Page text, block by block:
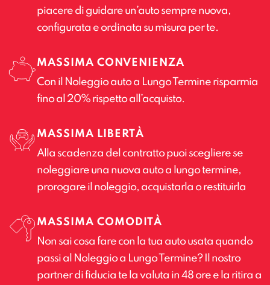
piacere di guidare un’auto sempre nuova,
configurata e ordinata su misura per te.
MASSIMA CONVENIENZA
Con il Noleggio auto a Lungo Termine risparmia
fino al 20% rispetto all’acquisto.
MASSIMA LIBERTÀ
Alla scadenza del contratto puoi scegliere se
noleggiare una nuova auto a lungo termine,
prorogare il noleggio, acquistarla o restituirla
MASSIMA COMODITÀ
Non sai cosa fare con la tua auto usata quando
passi al Noleggio a Lungo Termine? Il nostro
partner di fiducia te la valuta in 48 ore e la ritira a